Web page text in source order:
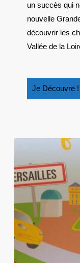
un succès qui
nouvelle
découvrir les
Vallée de la
Je Découvre !